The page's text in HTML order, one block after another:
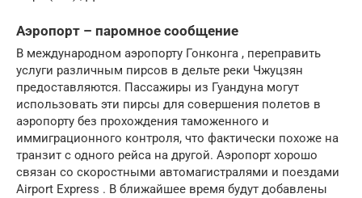
Аэропорт – паромное сообщение
В международном аэропорту Гонконга , переправить
услуги различным пирсов в дельте реки Чжуцзян
предоставляются. Пассажиры из Гуандуна могут
использовать эти пирсы для совершения полетов в
аэропорту без прохождения таможенного и
иммиграционного контроля, что фактически похоже на
транзит с одного рейса на другой. Аэропорт хорошо
связан со скоростными автомагистралями и поездами
Airport Express . В ближайшее время будут добавлены